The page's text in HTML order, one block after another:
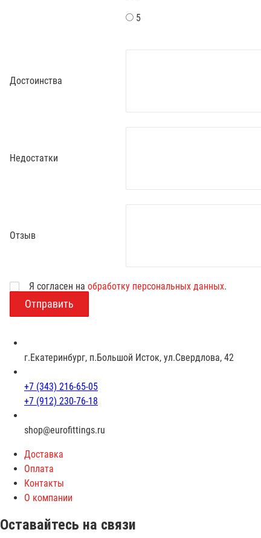
5
Достоинства
Недостатки
Отзыв
ВозрастЯ согласен на обработку персональных данных.
г.Екатеринбург, п.Большой Исток, ул.Свердлова, 42
+7 (343) 216-65-05
+7 (912) 230-76-18
shop@eurofittings.ru
Доставка
Оплата
Контакты
О компании
Оставайтесь на связи